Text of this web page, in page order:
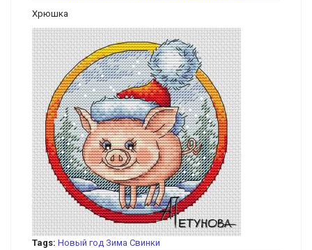
Хрюшка
Tags: Новый год Зима Свинки